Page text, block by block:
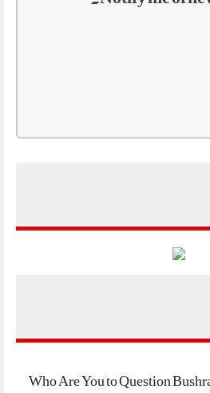
‘Who Are You to Question